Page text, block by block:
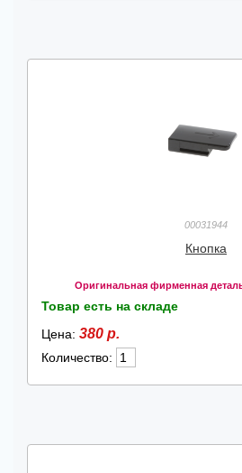
00031944
Кнопка
Оригинальная фирменная
Товар есть на складе
Цена: 380 р.
Количество: